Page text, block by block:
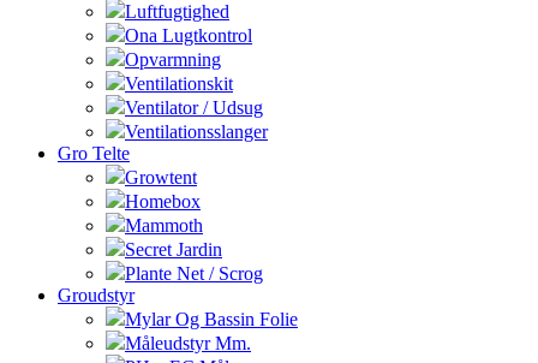
Luftfugtighed
Ona Lugtkontrol
Opvarmning
Ventilationskit
Ventilator / Udsug
Ventilationsslanger
Gro Telte
Growtent
Homebox
Mammoth
Secret Jardin
Plante Net / Scrog
Groudstyr
Mylar Og Bassin Folie
Måleudstyr Mm.